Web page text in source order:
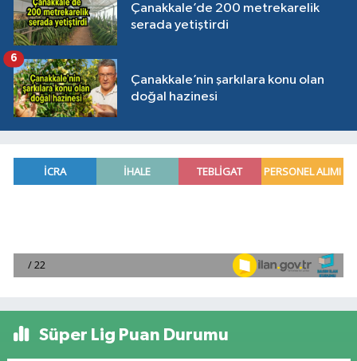
Çanakkale’de 200 metrekarelik
serada yetiştirdi
Çanakkale’nin şarkılara konu olan
doğal hazinesi
6
Süper Lig Puan Durumu